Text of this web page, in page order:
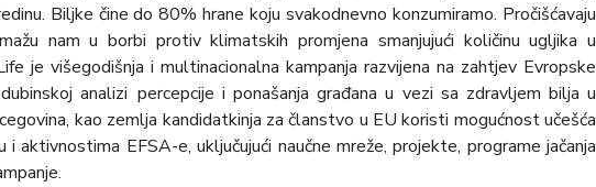
Biljke čine do 80% hrane koju svakodnevno konzumiramo. Pročišćavaju
nam u borbi protiv klimatskih promjena smanjujući količinu ugljika u
je višegodišnja i multinacionalna kampanja razvijena na zahtjev Evropske
analizi percepcije i ponašanja građana u vezi sa zdravljem bilja u
kao zemlja kandidatkinja za članstvo u EU koristi mogućnost učešća
aktivnostima EFSA-e, uključujući naučne mreže, projekte, programe jačanja